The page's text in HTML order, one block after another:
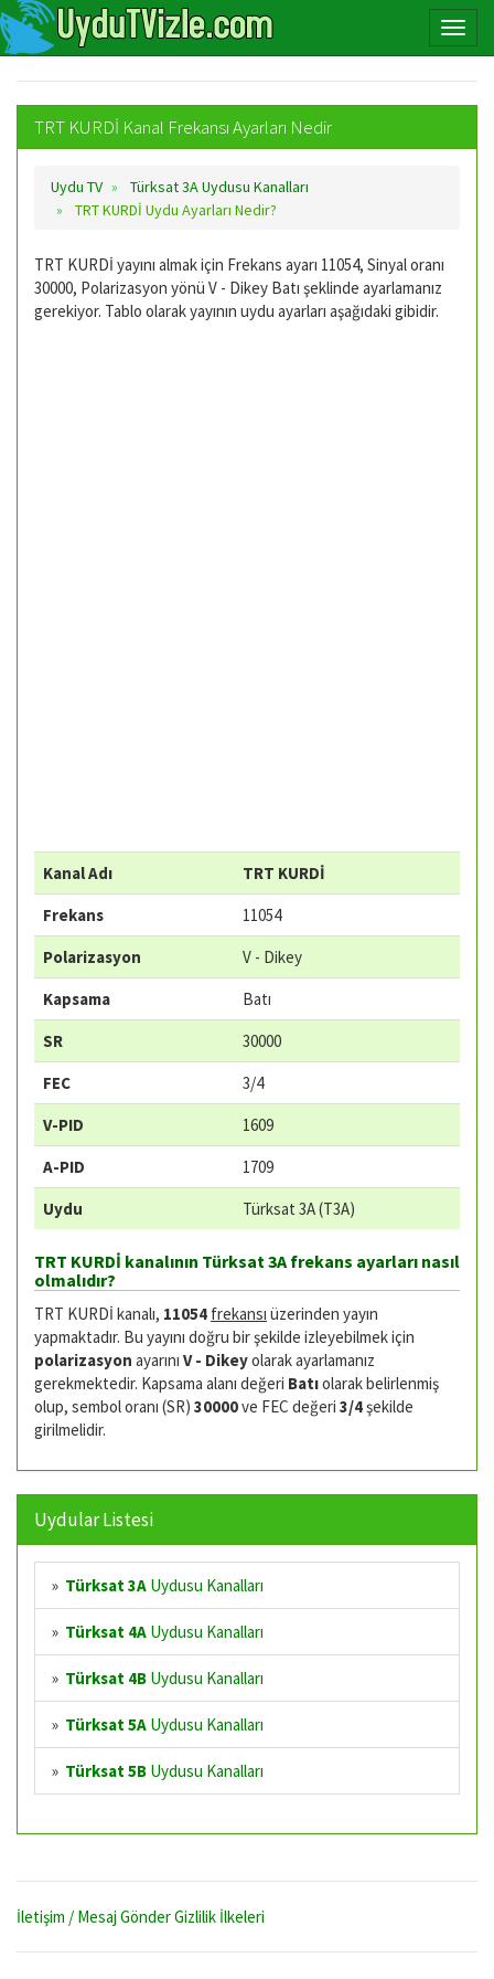
TRT KURDİ Kanal Frekansı Ayarları Nedir
Uydu TV
Türksat 3A Uydusu Kanalları
TRT KURDİ Uydu Ayarları Nedir?
TRT KURDİ yayını almak için Frekans ayarı 11054, Sinyal oranı
30000, Polarizasyon yönü V - Dikey Batı şeklinde ayarlamanız
gerekiyor. Tablo olarak yayının uydu ayarları aşağıdaki gibidir.
Kanal Adı
TRT KURDİ
Frekans
11054
Polarizasyon
V - Dikey
Kapsama
Batı
SR
30000
FEC
3/4
V-PID
1609
A-PID
1709
Uydu
Türksat 3A (T3A)
TRT KURDİ kanalının Türksat 3A frekans ayarları nasıl
olmalıdır?
TRT KURDİ kanalı, 11054 frekansı üzerinden yayın
yapmaktadır. Bu yayını doğru bir şekilde izleyebilmek için
polarizasyon ayarını V - Dikeyolarak ayarlamanız
gerekmektedir. Kapsama alanı değeri Batıolarak belirlenmiş
olup, sembol oranı (SR) 30000ve FEC değeri 3/4şekilde
girilmelidir.
Uydular Listesi
» Türksat 3A Uydusu Kanalları
» Türksat 4A Uydusu Kanalları
» Türksat 4B Uydusu Kanalları
» Türksat 5A Uydusu Kanalları
» Türksat 5B Uydusu Kanalları
İletişim / Mesaj GönderGizlilik İlkeleri